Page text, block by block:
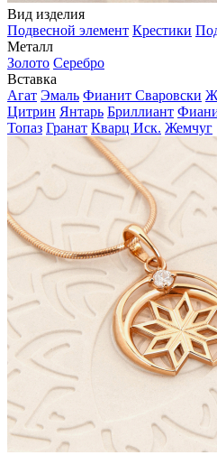
Вид изделия
Подвесной элемент Крестики
Металл
Золото Серебро
Вставка
Агат Эмаль Фианит Сваровски
Цитрин Янтарь Бриллиант
Топаз Гранат Кварц Иск. Жемчуг